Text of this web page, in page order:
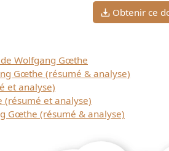
Obtenir ce
Wolfgang Gœthe
Gœthe (résumé & analyse)
et analyse)
(résumé et analyse)
Gœthe (résumé & analyse)